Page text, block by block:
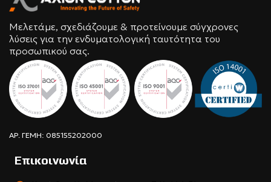
Μελετάμε, σχεδιάζουμε & προτείνουμε σύγχρονες
λύσεις για την ενδυματολογική ταυτότητα του
προσωπικού σας.
ΑΡ. ΓΕΜΗ: 085155202000
Επικοινωνία